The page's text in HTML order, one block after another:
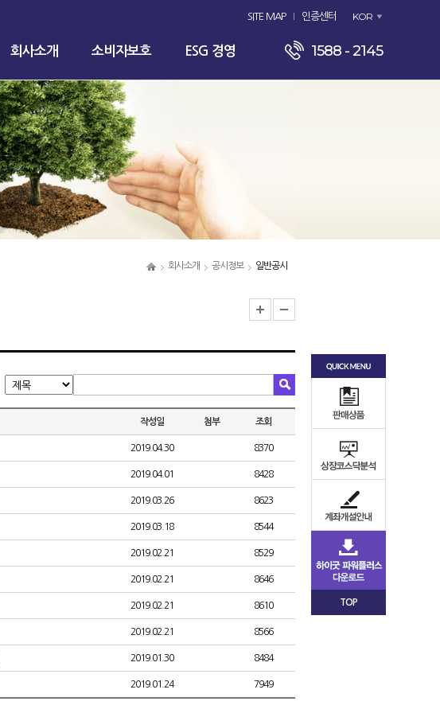
SITE MAP 인증센터 KOR
회사소개 소비자보호 ESG 경영 1588 - 2145
회사소개 공시정보 일반공시
작성일 첨부 조회
2019.04.30 8370
2019.04.01 8428
2019.03.26 8623
2019.03.18 8544
2019.02.21 8529
2019.02.21 8646
2019.02.21 8610
2019.02.21 8566
2019.01.30 8484
2019.01.24 7949
TOP